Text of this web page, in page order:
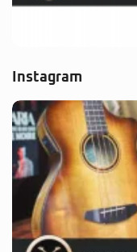
Instagram